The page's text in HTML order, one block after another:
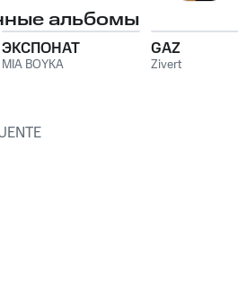
альбомы
ЭКСПОНАТ
MIA BOYKA
GAZ
Zivert